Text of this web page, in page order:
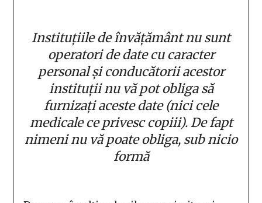
Instituțiile de învățământ nu sunt
operatori de date cu caracter
personal și conducătorii acestor
instituții nu vă pot obliga să
furnizați aceste date (nici cele
medicale ce privesc copiii). De fapt
nimeni nu vă poate obliga, sub nicio
formă